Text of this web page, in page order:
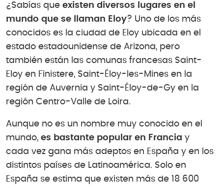
¿Sabías que existen diversos lugares en el
mundo que se llaman Eloy? Uno de los más
conocidos es la ciudad de Eloy ubicada en el
estado estadounidense de Arizona, pero
también están las comunas francesas Saint-
Eloy en Finistere, Saint-Éloy-les-Mines en la
región de Auvernia y Saint-Éloy-de-Gy en la
región Centro-Valle de Loira.
Aunque no es un nombre muy conocido en el
mundo, es bastante popular en Francia y
cada vez gana más adeptos en España y en los
distintos países de Latinoamérica. Solo en
España se estima que existen más de 18 600